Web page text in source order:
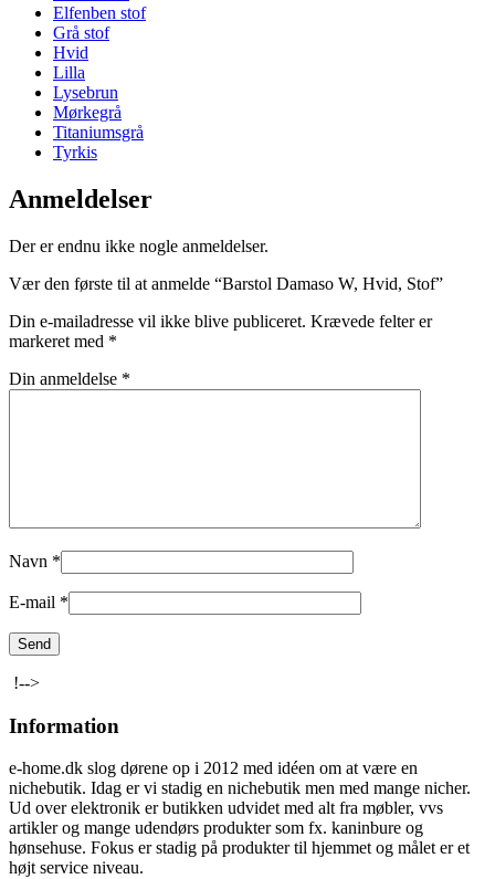
Elfenben stof
Grå stof
Hvid
Lilla
Lysebrun
Mørkegrå
Titaniumsgrå
Tyrkis
Anmeldelser
Der er endnu ikke nogle anmeldelser.
Vær den første til at anmelde “Barstol Damaso W, Hvid, Stof”
Din e-mailadresse vil ikke blive publiceret. Krævede felter er
markeret med *
Din anmeldelse *
Navn *
E-mail *
!-->
Information
e-home.dk slog dørene op i 2012 med idéen om at være en
nichebutik. Idag er vi stadig en nichebutik men med mange nicher.
Ud over elektronik er butikken udvidet med alt fra møbler, vvs
artikler og mange udendørs produkter som fx. kaninbure og
hønsehuse. Fokus er stadig på produkter til hjemmet og målet er et
højt service niveau.